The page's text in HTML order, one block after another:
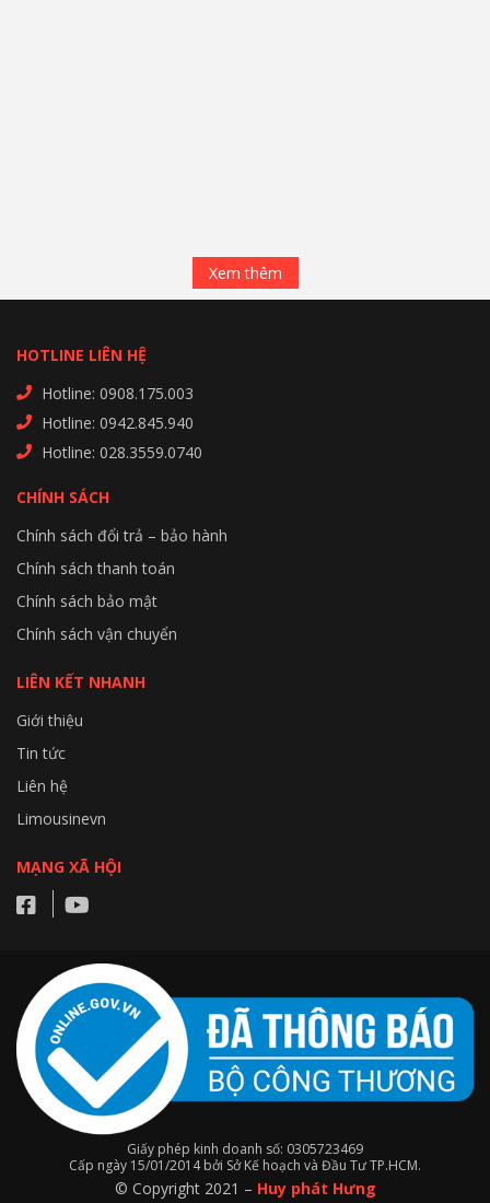
Xem thêm
HOTLINE LIÊN HỆ
Hotline: 0908.175.003
Hotline: 0942.845.940
Hotline: 028.3559.0740
CHÍNH SÁCH
Chính sách đổi trả – bảo hành
Chính sách thanh toán
Chính sách bảo mật
Chính sách vận chuyển
LIÊN KẾT NHANH
Giới thiệu
Tin tức
Liên hệ
Limousinevn
MẠNG XÃ HỘI
Giấy phép kinh doanh số: 0305723469
Cấp ngày 15/01/2014 bởi Sở Kế hoạch và Đầu Tư TP.HCM.
© Copyright 2021 – Huy phát Hưng